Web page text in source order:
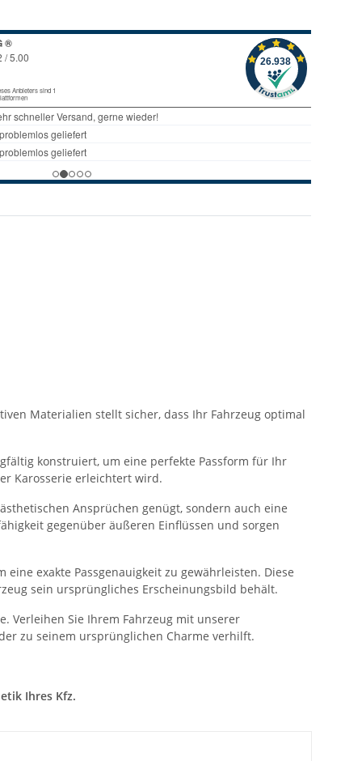
Materialien stellt sicher, dass Ihr Fahrzeug optimal
konstruiert, um eine perfekte Passform für Ihr
Karosserie erleichtert wird.
Ansprüchen genügt, sondern auch eine
gegenüber äußeren Einflüssen und sorgen
exakte Passgenauigkeit zu gewährleisten. Diese
sein ursprüngliches Erscheinungsbild behält.
Verleihen Sie Ihrem Fahrzeug mit unserer
zu seinem ursprünglichen Charme verhilft.
Ihres Kfz.